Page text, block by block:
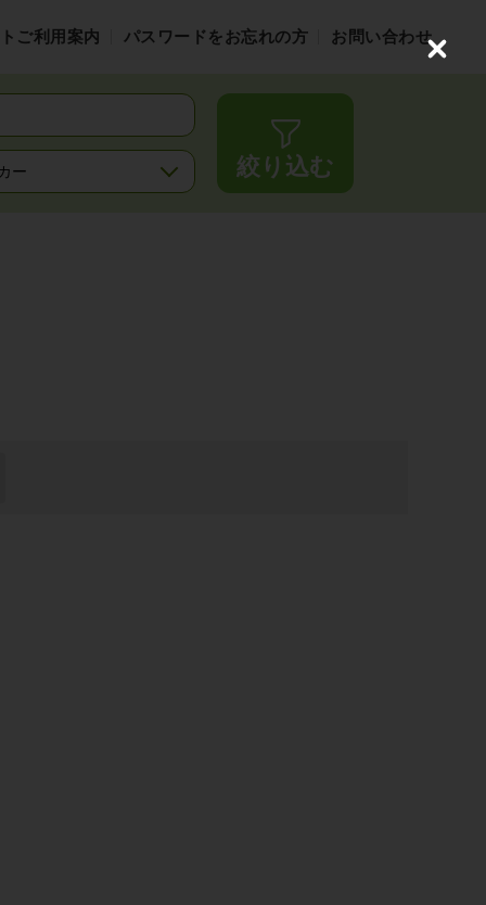
ご利用案内 パスワードをお忘れの方 お問い合わせ
絞り込む
C